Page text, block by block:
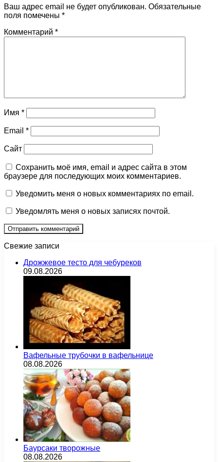
Ваш адрес email не будет опубликован. Обязательные
поля помечены *
Комментарий *
Имя *
Email *
Сайт
Сохранить моё имя, email и адрес сайта в этом
браузере для последующих моих комментариев.
Уведомить меня о новых комментариях по email.
Уведомлять меня о новых записях почтой.
Свежие записи
Дрожжевое тесто для чебуреков
09.08.2026
Вафельные трубочки в вафельнице
08.08.2026
Баурсаки творожные
08.08.2026